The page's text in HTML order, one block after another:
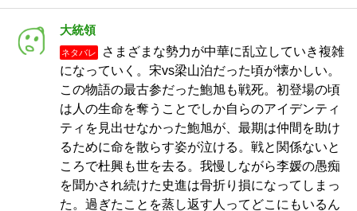
大統領
ネタバレ
さまざまな勢力が中華に乱立していき複雑
になっていく。宋vs梁山泊だった頃が懐かしい。
この物語の最古参だった鮑旭も戦死。初登場の頃
は人の生命を奪うことでしか自らのアイデンティ
ティを見出せなかった鮑旭が、最期は仲間を助け
るために命を散らす姿が泣ける。戦と関係ないと
ころで杜興も世を去る。我慢しながら李媛の愚痴
を聞かされ続けた史進は骨折り損になってしまっ
た。過ぎたことを蒸し返す人ってどこにもいるん